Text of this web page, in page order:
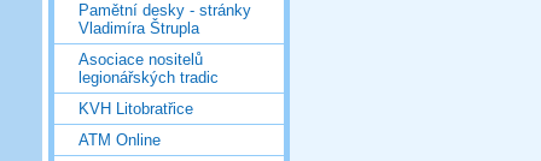
Pamětní desky - stránky
Vladimíra Štrupla
Asociace nositelů
legionářských tradic
KVH Litobratřice
ATM Online